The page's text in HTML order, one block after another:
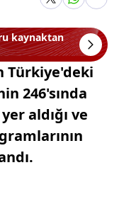
kaynaktan
Türkiye'deki
246'sında
aldığı ve